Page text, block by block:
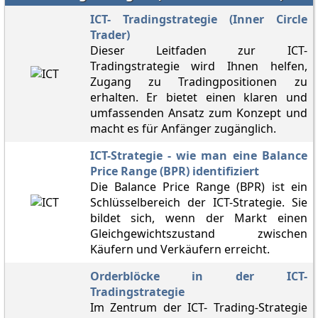
ICT- Tradingstrategie (Inner Circle
Trader)
Dieser Leitfaden zur ICT-
Tradingstrategie wird Ihnen helfen,
Zugang zu Tradingpositionen zu
erhalten. Er bietet einen klaren und
umfassenden Ansatz zum Konzept und
macht es für Anfänger zugänglich.
ICT-Strategie - wie man eine Balance
Price Range (BPR) identifiziert
Die Balance Price Range (BPR) ist ein
Schlüsselbereich der ICT-Strategie. Sie
bildet sich, wenn der Markt einen
Gleichgewichtszustand zwischen
Käufern und Verkäufern erreicht.
Orderblöcke in der ICT-
Tradingstrategie
Im Zentrum der ICT- Trading-Strategie